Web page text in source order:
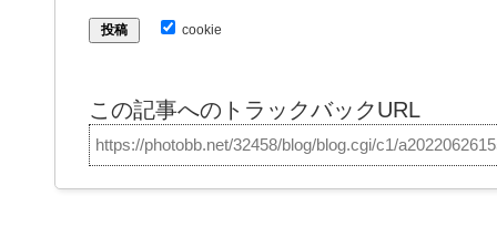
cookie
この記事へのトラックバックURL
https://photobb.net/32458/blog/blog.cgi/c1/